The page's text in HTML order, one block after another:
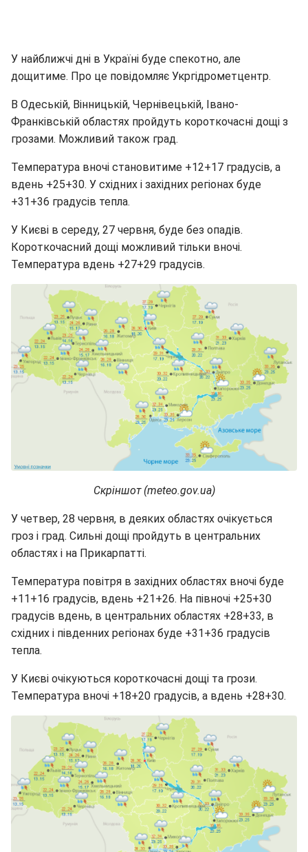
У найближчі дні в Україні буде спекотно, але
дощитиме. Про це повідомляє Укргідрометцентр.
В Одеській, Вінницькій, Чернівецькій, Івано-
Франківській областях пройдуть короткочасні дощі з
грозами. Можливий також град.
Температура вночі становитиме +12+17 градусів, а
вдень +25+30. У східних і західних регіонах буде
+31+36 градусів тепла.
У Києві в середу, 27 червня, буде без опадів.
Короткочасний дощі можливий тільки вночі.
Температура вдень +27+29 градусів.
Скріншот (meteo.gov.ua)
У четвер, 28 червня, в деяких областях очікується
гроз і град. Сильні дощі пройдуть в центральних
областях і на Прикарпатті.
Температура повітря в західних областях вночі буде
+11+16 градусів, вдень +21+26. На півночі +25+30
градусів вдень, в центральних областях +28+33, в
східних і південних регіонах буде +31+36 градусів
тепла.
У Києві очікуються короткочасні дощі та грози.
Температура вночі +18+20 градусів, а вдень +28+30.